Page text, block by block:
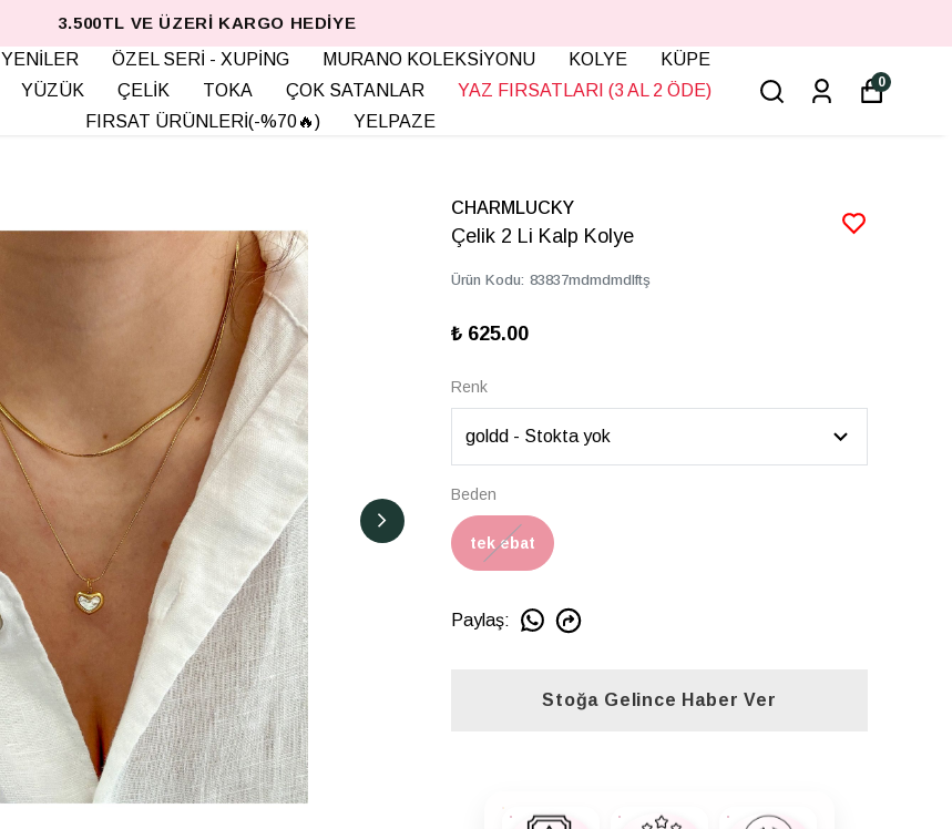
3.500TL VE ÜZERI KARGO HEDIYE
YENİLER ÖZEL SERİ - XUPİNG MURANO KOLEKSİYONU KOLYE
KÜPE
YÜZÜK ÇELİK TOKA ÇOK SATANLAR
YAZ FIRSATLARI (3 AL 2 ÖDE)
FIRSAT ÜRÜNLERİ(-%70🔥)
YELPAZE
0
CHARMLUCKY
Çelik 2 Li Kalp Kolye
Ürün Kodu: 83837mdmdmdlftş
₺ 625.00
Renk
Beden
tek ebat
Paylaş:
Stoğa Gelince Haber Ver